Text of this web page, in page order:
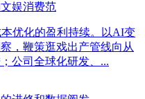
娱消费范
优化的盈利持续。以AI变
，鞭策逛戏出产管线向从
公司全球化研发、...